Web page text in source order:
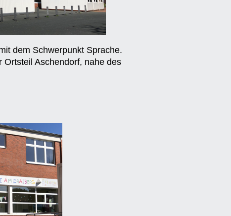
dem Schwerpunkt Sprache.
Aschendorf, nahe des